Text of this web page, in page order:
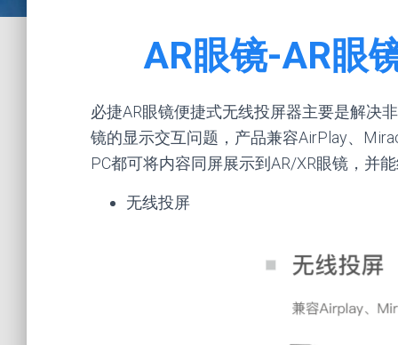
AR眼镜-AR眼
必捷AR眼镜便捷式无线投屏器主要是解决
镜的显示交互问题，产品兼容AirPlay、
PC都可将内容同屏展示到AR/XR眼镜，并
无线投屏